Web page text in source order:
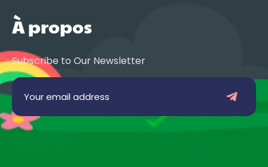
À propos
Subscribe to Our Newsletter